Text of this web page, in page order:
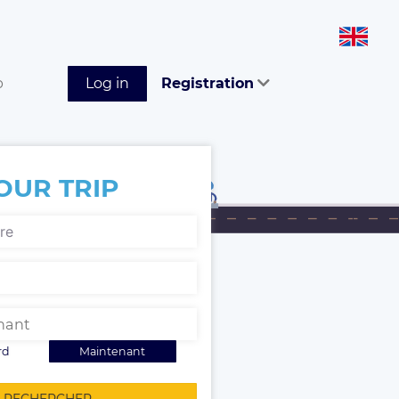
Log in Registration
TRIP
Maintenant